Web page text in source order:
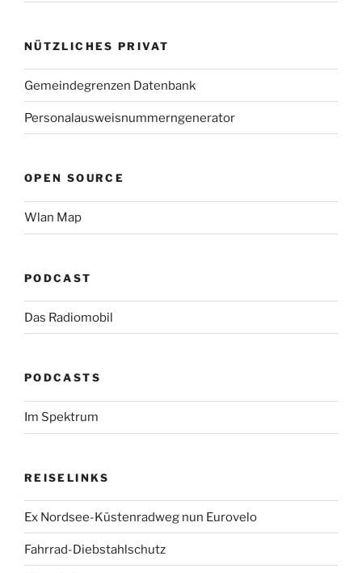
NÜTZLICHES PRIVAT
Gemeindegrenzen Datenbank
Personalausweisnummerngenerator
OPEN SOURCE
Wlan Map
PODCAST
Das Radiomobil
PODCASTS
Im Spektrum
REISELINKS
Ex Nordsee-Küstenradweg nun Eurovelo
Fahrrad-Diebstahlschutz